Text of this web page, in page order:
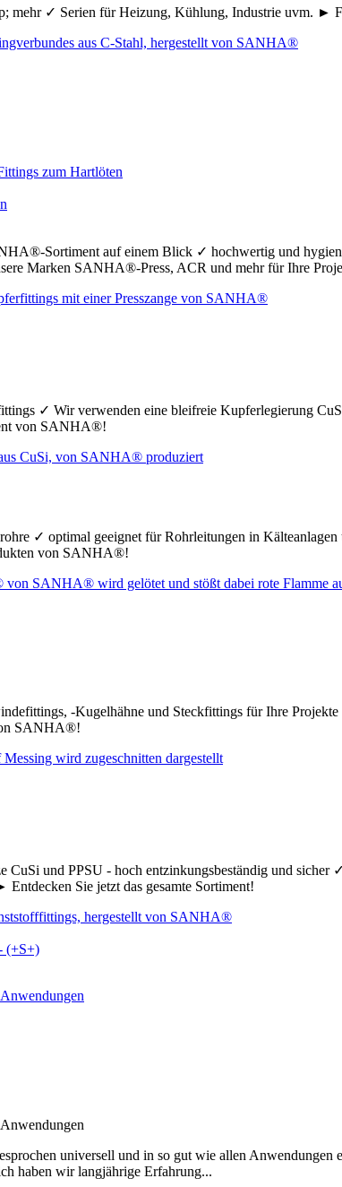
mehr ✓ Serien für Heizung, Kühlung, Industrie uvm. ►
zum Hartlöten
Sortiment auf einem Blick ✓ hochwertig und
Marken SANHA®-Press, ACR und mehr für Ihre
✓ Wir verwenden eine bleifreie Kupferlegierung
von SANHA®!
✓ optimal geeignet für Rohrleitungen in
von SANHA®!
-Kugelhähne und Steckfittings für Ihre
SANHA®!
CuSi und PPSU - hoch entzinkungsbeständig und
Sie jetzt das gesamte Sortiment!
(+S+)
universell und in so gut wie allen
haben wir langjährige Erfahrung...